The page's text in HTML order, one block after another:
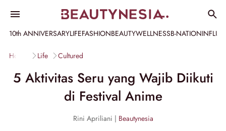
10th ANNIVERSARYLIFEFASHIONBEAUTYWELLNESSB-NATION
Home Life Cultured
5 Aktivitas Seru yang Wajib Diikuti
di Festival Anime
Rini Apriliani | Beautynesia